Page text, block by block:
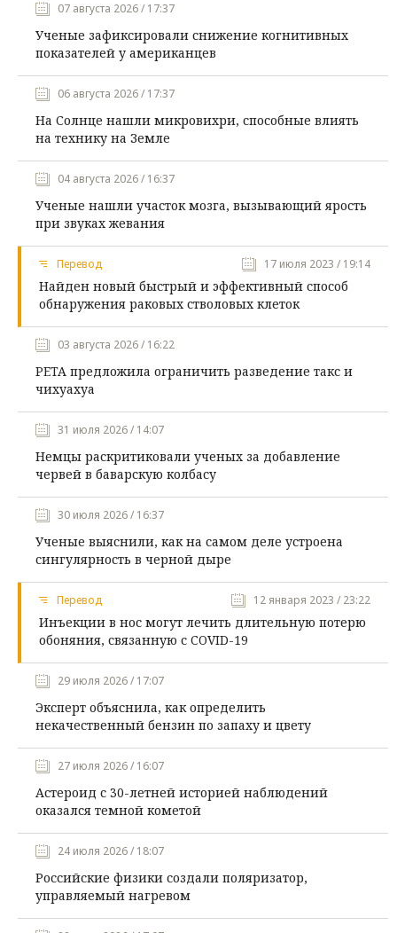
07 августа 2026 / 17:37
Ученые зафиксировали снижение когнитивных
показателей у американцев
06 августа 2026 / 17:37
На Солнце нашли микровихри, способные влиять
на технику на Земле
04 августа 2026 / 16:37
Ученые нашли участок мозга, вызывающий ярость
при звуках жевания
Перевод 17 июля 2023 / 19:14
Найден новый быстрый и эффективный способ
обнаружения раковых стволовых клеток
03 августа 2026 / 16:22
PETA предложила ограничить разведение такс и
чихуахуа
31 июля 2026 / 14:07
Немцы раскритиковали ученых за добавление
червей в баварскую колбасу
30 июля 2026 / 16:37
Ученые выяснили, как на самом деле устроена
сингулярность в черной дыре
Перевод 12 января 2023 / 23:22
Инъекции в нос могут лечить длительную потерю
обоняния, связанную с COVID-19
29 июля 2026 / 17:07
Эксперт объяснила, как определить
некачественный бензин по запаху и цвету
27 июля 2026 / 16:07
Астероид с 30-летней историей наблюдений
оказался темной кометой
24 июля 2026 / 18:07
Российские физики создали поляризатор,
управляемый нагревом